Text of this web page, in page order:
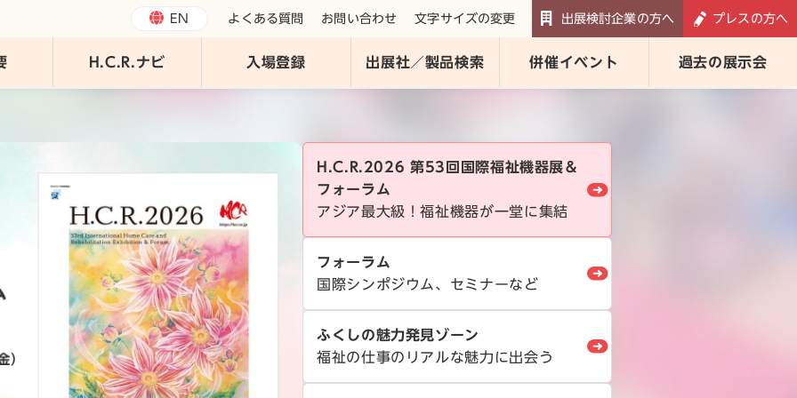
H.C.R.ナビ 入場登録 出展社／製品検索 併催イベント 過去の展示会
EN よくある質問 お問い合わせ 文字サイズの変更 出展検討企業の方へ プレスの方へ
H.C.R.2026 第53回国際福祉機器展＆
フォーラム
アジア最大級！福祉機器が一堂に集結
フォーラム
国際シンポジウム、セミナーなど
ふくしの魅力発見ゾーン
福祉の仕事のリアルな魅力に出会う